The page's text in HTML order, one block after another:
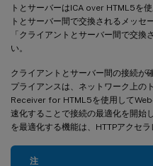
トとサーバーはICA over HTML5を
トとサーバー間で交換されるメッセ
「クライアントとサーバー間で交
い。
クライアントとサーバー間の接続が
プライアンスは、ネットワーク上の
Receiver for HTML5を使用して
速化することで接続の最適化を開
を最適化する機能は、HTTPアクセラ
注